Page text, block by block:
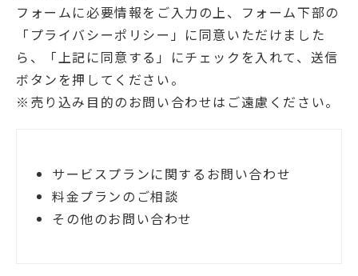
フォームに必要情報をご入力の上、フォーム下部の
「プライバシーポリシー」に同意いただけました
ら、「上記に同意する」にチェックを入れて、送信
ボタンを押してください。
※売り込み目的のお問い合わせはご遠慮ください。
サービスプランに関するお問い合わせ
料金プランのご相談
その他のお問い合わせ